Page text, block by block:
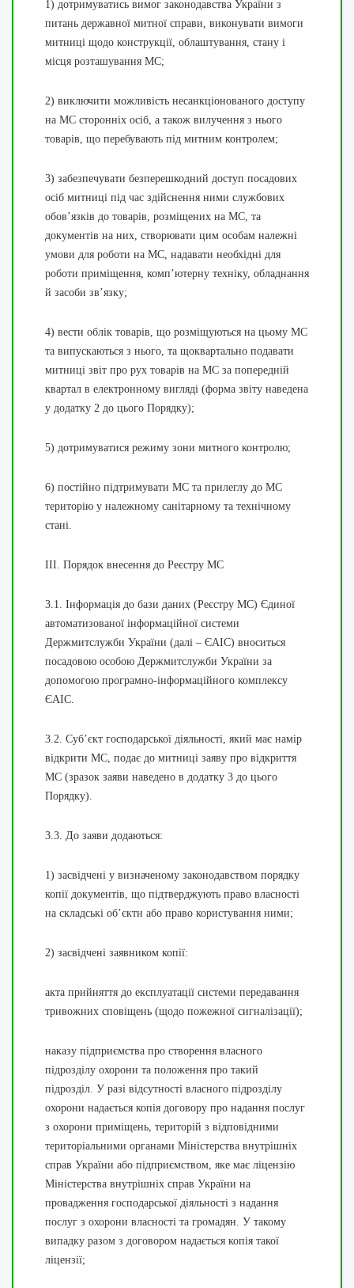
1) дотримуватись вимог законодавства України з
питань державної митної справи, виконувати вимоги
митниці щодо конструкції, облаштування, стану і
місця розташування МС;
2) виключити можливість несанкціонованого доступу
на МС сторонніх осіб, а також вилучення з нього
товарів, що перебувають під митним контролем;
3) забезпечувати безперешкодний доступ посадових
осіб митниці під час здійснення ними службових
обов’язків до товарів, розміщених на МС, та
документів на них, створювати цим особам належні
умови для роботи на МС, надавати необхідні для
роботи приміщення, комп’ютерну техніку, обладнання
й засоби зв’язку;
4) вести облік товарів, що розміщуються на цьому МС
та випускаються з нього, та щоквартально подавати
митниці звіт про рух товарів на МС за попередній
квартал в електронному вигляді (форма звіту наведена
у додатку 2 до цього Порядку);
5) дотримуватися режиму зони митного контролю;
6) постійно підтримувати МС та прилеглу до МС
територію у належному санітарному та технічному
стані.
ІІІ. Порядок внесення до Реєстру МС
3.1. Інформація до бази даних (Реєстру МС) Єдиної
автоматизованої інформаційної системи
Держмитслужби України (далі – ЄАІС) вноситься
посадовою особою Держмитслужби України за
допомогою програмно-інформаційного комплексу
ЄАІС.
3.2. Суб’єкт господарської діяльності, який має намір
відкрити МС, подає до митниці заяву про відкриття
МС (зразок заяви наведено в додатку 3 до цього
Порядку).
3.3. До заяви додаються:
1) засвідчені у визначеному законодавством порядку
копії документів, що підтверджують право власності
на складські об’єкти або право користування ними;
2) засвідчені заявником копії:
акта прийняття до експлуатації системи передавання
тривожних сповіщень (щодо пожежної сигналізації);
наказу підприємства про створення власного
підрозділу охорони та положення про такий
підрозділ. У разі відсутності власного підрозділу
охорони надається копія договору про надання послуг
з охорони приміщень, територій з відповідними
територіальними органами Міністерства внутрішніх
справ України або підприємством, яке має ліцензію
Міністерства внутрішніх справ України на
провадження господарської діяльності з надання
послуг з охорони власності та громадян. У такому
випадку разом з договором надається копія такої
ліцензії;